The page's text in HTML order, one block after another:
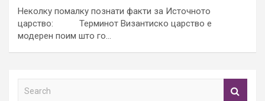
Неколку помалку познати факти за Источното
царство: Терминот Византиско царство е
модерен поим што го…